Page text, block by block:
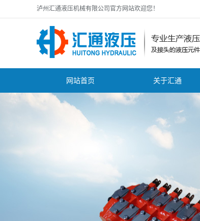
泸州汇通液压机械有限公司官方网站欢迎您！
网站首页
关于汇通
公司简介
资质证书